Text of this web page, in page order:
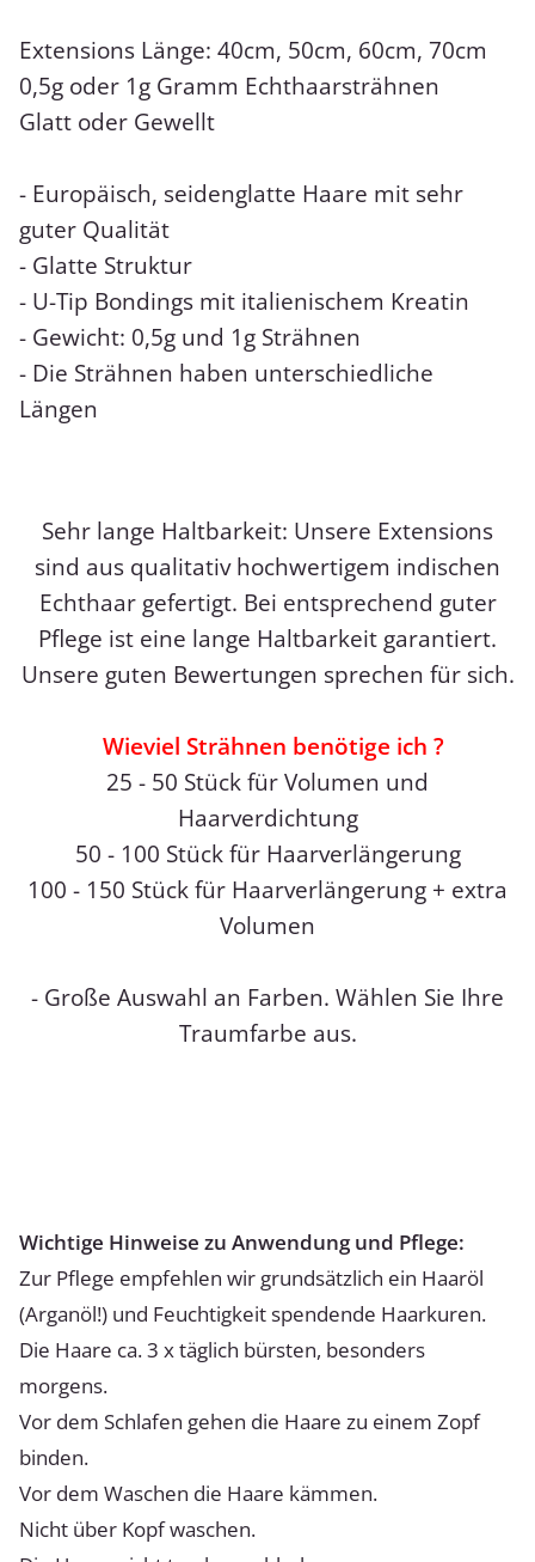
Extensions Länge: 40cm, 50cm, 60cm, 70cm
0,5g oder 1g Gramm Echthaarsträhnen
Glatt oder Gewellt
- Europäisch, seidenglatte Haare mit sehr
guter Qualität
- Glatte Struktur
- U-Tip Bondings mit italienischem Kreatin
- Gewicht: 0,5g und 1g Strähnen
- Die Strähnen haben unterschiedliche
Längen
Sehr lange Haltbarkeit: Unsere Extensions
sind aus qualitativ hochwertigem indischen
Echthaar gefertigt. Bei entsprechend guter
Pflege ist eine lange Haltbarkeit garantiert.
Unsere guten Bewertungen sprechen für sich.
Wieviel Strähnen benötige ich ?
25 - 50 Stück für Volumen und
Haarverdichtung
50 - 100 Stück für Haarverlängerung
100 - 150 Stück für Haarverlängerung + extra
Volumen
- Große Auswahl an Farben. Wählen Sie Ihre
Traumfarbe aus.
Wichtige Hinweise zu Anwendung und Pflege:
Zur Pflege empfehlen wir grundsätzlich ein Haaröl
(Arganöl!) und Feuchtigkeit spendende Haarkuren.
Die Haare ca. 3 x täglich bürsten, besonders
morgens.
Vor dem Schlafen gehen die Haare zu einem Zopf
binden.
Vor dem Waschen die Haare kämmen.
Nicht über Kopf waschen.